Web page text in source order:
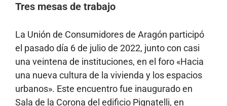
Tres mesas de trabajo
La Unión de Consumidores de Aragón participó
el pasado día 6 de julio de 2022, junto con casi
una veintena de instituciones, en el foro «Hacia
una nueva cultura de la vivienda y los espacios
urbanos». Este encuentro fue inaugurado en
Sala de la Corona del edificio Pignatelli, en